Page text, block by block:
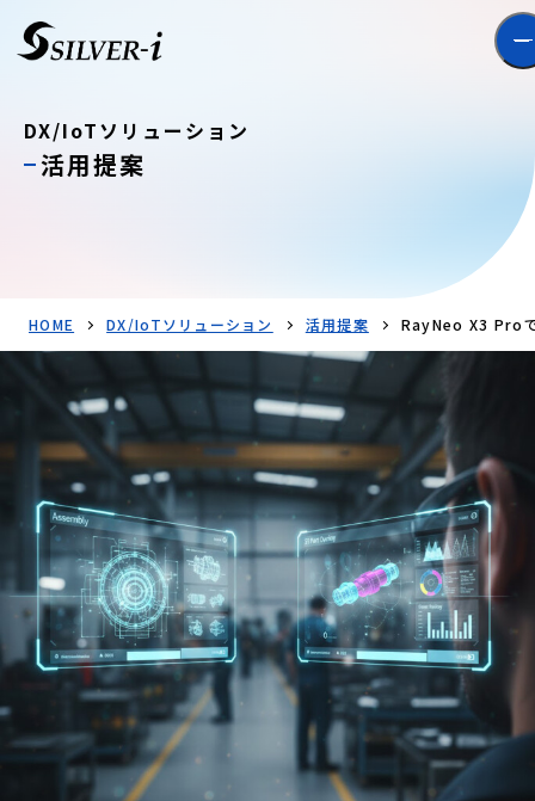
DX/IoTソリューション
活用提案
HOME DX/IoTソリューション 活用提案 RayNeo X3 Pro